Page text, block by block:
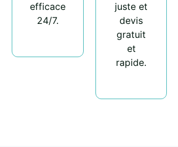
efficace
24/7.
juste et
devis
gratuit
et
rapide.